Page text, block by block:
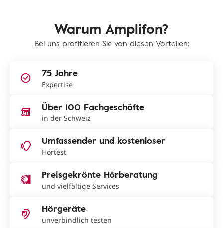
Warum Amplifon?
Bei uns profitieren Sie von diesen Vorteilen:
75 Jahre
Expertise
Über 100 Fachgeschäfte
in der Schweiz
Umfassender und kostenloser
Hörtest
Preisgekrönte Hörberatung
und vielfältige Services
Hörgeräte
unverbindlich testen